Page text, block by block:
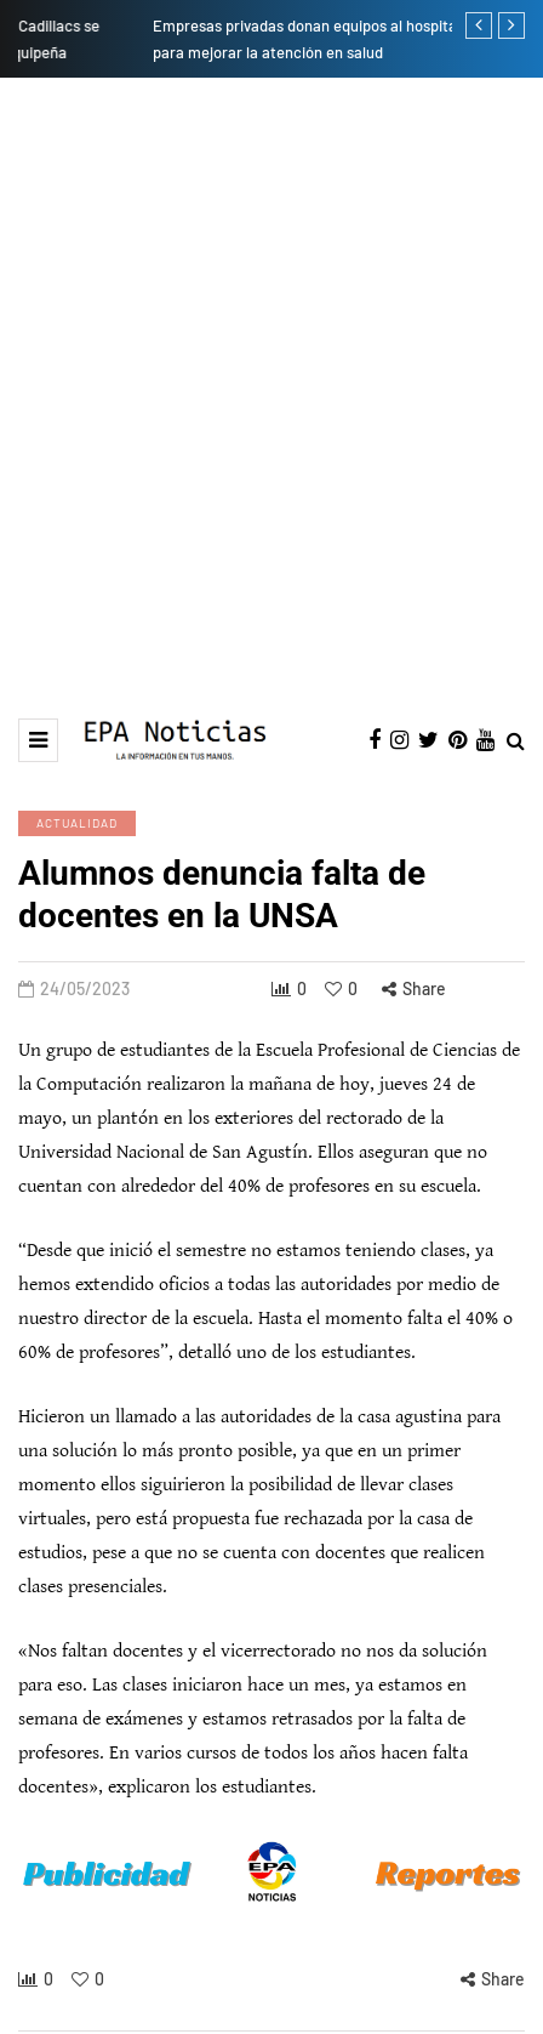
Empresas privadas donan equipos al hospital Honorio Delgado
para mejorar la atención en salud
Cambio de
ACTUALIDAD
Alumnos denuncia falta de
docentes en la UNSA
24/05/2023 0 0 Share
Un grupo de estudiantes de la Escuela Profesional de Ciencias de
la Computación realizaron la mañana de hoy, jueves 24 de
mayo, un plantón en los exteriores del rectorado de la
Universidad Nacional de San Agustín. Ellos aseguran que no
cuentan con alrededor del 40% de profesores en su escuela.
“Desde que inició el semestre no estamos teniendo clases, ya
hemos extendido oficios a todas las autoridades por medio de
nuestro director de la escuela. Hasta el momento falta el 40% o
60% de profesores”, detalló uno de los estudiantes.
Hicieron un llamado a las autoridades de la casa agustina para
una solución lo más pronto posible, ya que en un primer
momento ellos siguirieron la posibilidad de llevar clases
virtuales, pero está propuesta fue rechazada por la casa de
estudios, pese a que no se cuenta con docentes que realicen
clases presenciales.
«Nos faltan docentes y el vicerrectorado no nos da solución
para eso. Las clases iniciaron hace un mes, ya estamos en
semana de exámenes y estamos retrasados por la falta de
profesores. En varios cursos de todos los años hacen falta
docentes», explicaron los estudiantes.
0 0 Share